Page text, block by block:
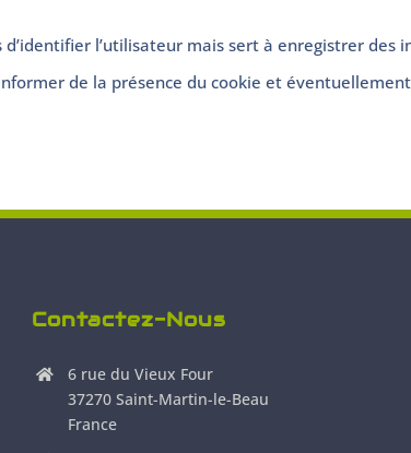
l’utilisateur mais sert à enregistrer
de la présence du cookie et
Contactez-Nous
6 rue du Vieux Four
37270 Saint-Martin-le-Beau
France